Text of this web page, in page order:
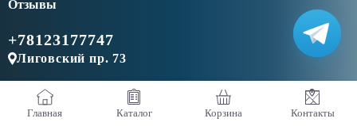
Отзывы
+78123177747
Лиговский пр. 73
Главная Каталог Корзина Контакты